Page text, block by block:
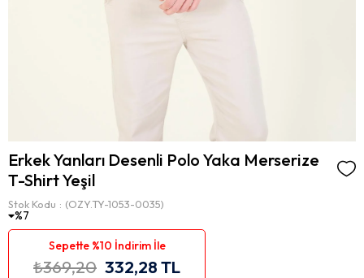
Erkek Yanları Desenli Polo Yaka Merserize
T-Shirt Yeşil
Stok Kodu (OZY.TY-1053-0035)
7
Sepette %10 İndirim İle
₺369,20 332,28 TL